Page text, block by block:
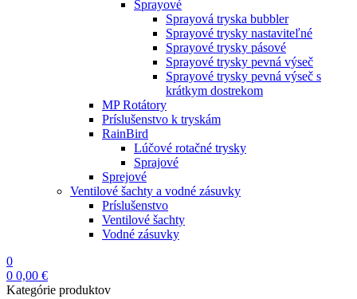
Sprayové
Sprayová tryska bubbler
Sprayové trysky nastaviteľné
Sprayové trysky pásové
Sprayové trysky pevná výseč
Sprayové trysky pevná výseč s
krátkym dostrekom
MP Rotátory
Príslušenstvo k tryskám
RainBird
Lúčové rotačné trysky
Sprajové
Sprejové
Ventilové šachty a vodné zásuvky
Príslušenstvo
Ventilové šachty
Vodné zásuvky
0
0 0,00 €
Kategórie produktov